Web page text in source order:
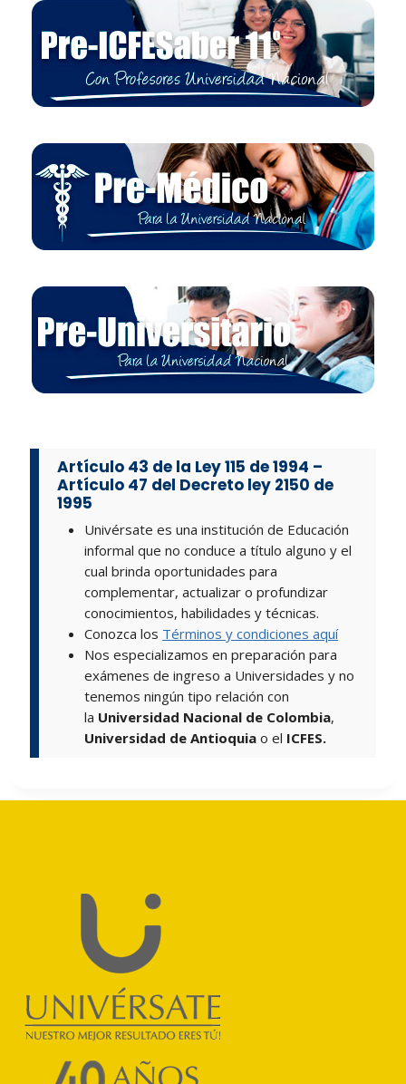
Artículo 43 de la Ley 115 de 1994 –
Artículo 47 del Decreto ley 2150 de
1995
Univérsate es una institución de Educación
informal que no conduce a título alguno y el
cual brinda oportunidades para
complementar, actualizar o profundizar
conocimientos, habilidades y técnicas.
Conozca los Términos y condiciones aquí
Nos especializamos en preparación para
exámenes de ingreso a Universidades y no
tenemos ningún tipo relación con
la Universidad Nacional de Colombia,
Universidad de Antioquiao el ICFES.